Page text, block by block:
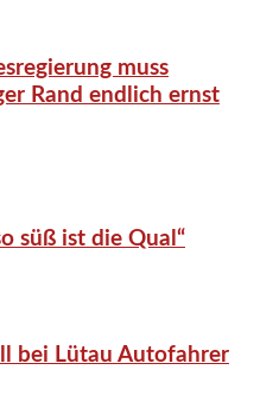
muss
Rand endlich ernst
süß ist die Qual“
bei Lütau Autofahrer